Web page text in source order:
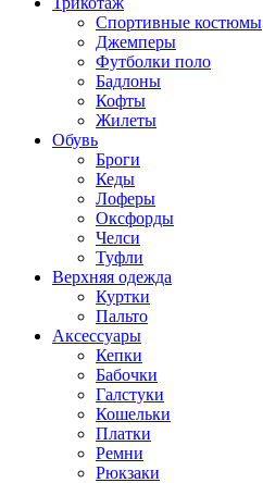
Спортивные костюмы
Джемперы
Футболки поло
Бадлоны
Кофты
Жилеты
Обувь
Броги
Кеды
Лоферы
Оксфорды
Челси
Туфли
Верхняя одежда
Куртки
Пальто
Аксессуары
Кепки
Бабочки
Галстуки
Кошельки
Платки
Ремни
Рюкзаки